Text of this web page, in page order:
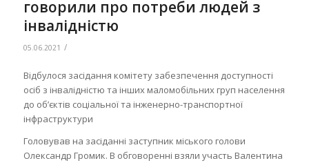
говорили про потреби людей з
інвалідністю
05.06.2021 /
Відбулося засідання комітету забезпечення доступності
осіб з інвалідністю та інших маломобільних груп населення
до об’єктів соціальної та інженерно-транспортної
інфраструктури
Головував на засіданні заступник міського голови
Олександр Громик. В обговоренні взяли участь Валентина